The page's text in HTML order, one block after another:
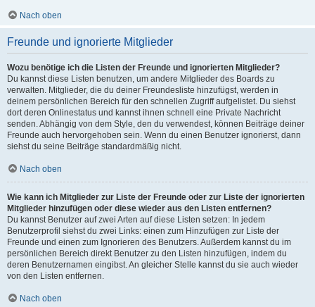
Nach oben
Freunde und ignorierte Mitglieder
Wozu benötige ich die Listen der Freunde und ignorierten Mitglieder?
Du kannst diese Listen benutzen, um andere Mitglieder des Boards zu
verwalten. Mitglieder, die du deiner Freundesliste hinzufügst, werden in
deinem persönlichen Bereich für den schnellen Zugriff aufgelistet. Du siehst
dort deren Onlinestatus und kannst ihnen schnell eine Private Nachricht
senden. Abhängig von dem Style, den du verwendest, können Beiträge deiner
Freunde auch hervorgehoben sein. Wenn du einen Benutzer ignorierst, dann
siehst du seine Beiträge standardmäßig nicht.
Nach oben
Wie kann ich Mitglieder zur Liste der Freunde oder zur Liste der ignorierten
Mitglieder hinzufügen oder diese wieder aus den Listen entfernen?
Du kannst Benutzer auf zwei Arten auf diese Listen setzen: In jedem
Benutzerprofil siehst du zwei Links: einen zum Hinzufügen zur Liste der
Freunde und einen zum Ignorieren des Benutzers. Außerdem kannst du im
persönlichen Bereich direkt Benutzer zu den Listen hinzufügen, indem du
deren Benutzernamen eingibst. An gleicher Stelle kannst du sie auch wieder
von den Listen entfernen.
Nach oben